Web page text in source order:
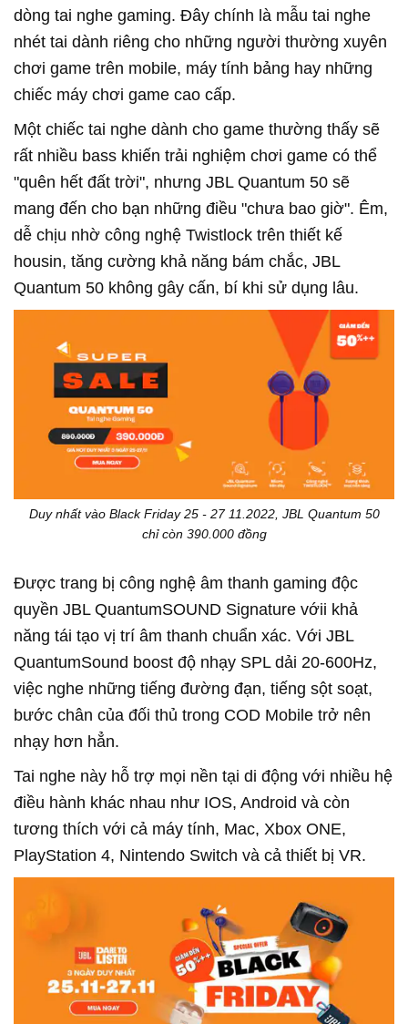
dòng tai nghe gaming. Đây chính là mẫu tai nghe
nhét tai dành riêng cho những người thường xuyên
chơi game trên mobile, máy tính bảng hay những
chiếc máy chơi game cao cấp.
Một chiếc tai nghe dành cho game thường thấy sẽ
rất nhiều bass khiến trải nghiệm chơi game có thể
"quên hết đất trời", nhưng JBL Quantum 50 sẽ
mang đến cho bạn những điều "chưa bao giờ". Êm,
dễ chịu nhờ công nghệ Twistlock trên thiết kế
housin, tăng cường khả năng bám chắc, JBL
Quantum 50 không gây cấn, bí khi sử dụng lâu.
Duy nhất vào Black Friday 25 - 27 11.2022, JBL Quantum 50
chỉ còn 390.000 đồng
Được trang bị công nghệ âm thanh gaming độc
quyền JBL QuantumSOUND Signature vớii khả
năng tái tạo vị trí âm thanh chuẩn xác. Với JBL
QuantumSound boost độ nhạy SPL dải 20-600Hz,
việc nghe những tiếng đường đạn, tiếng sột soạt,
bước chân của đối thủ trong COD Mobile trở nên
nhạy hơn hẳn.
Tai nghe này hỗ trợ mọi nền tại di động với nhiều hệ
điều hành khác nhau như IOS, Android và còn
tương thích với cả máy tính, Mac, Xbox ONE,
PlayStation 4, Nintendo Switch và cả thiết bị VR.